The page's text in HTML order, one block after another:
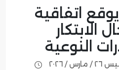
اتفاقية
النوعية
/ ٢٠٢٦